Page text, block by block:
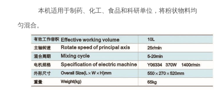
本机适用于制药、化工、食品和科研单位，将粉状物料均
匀混合。